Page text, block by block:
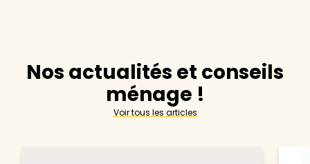
Nos actualités et conseils
ménage !
Voir tous les articles